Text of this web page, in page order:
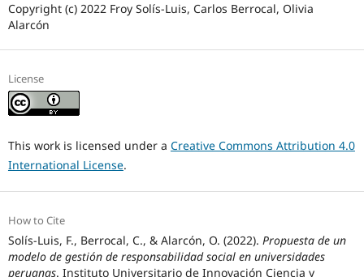
Copyright (c) 2022 Froy Solís-Luis, Carlos Berrocal, Olivia
Alarcón
License
This work is licensed under a Creative Commons Attribution 4.0
International License.
How to Cite
Solís-Luis, F., Berrocal, C., & Alarcón, O. (2022). Propuesta de un
modelo de gestión de responsabilidad social en universidades
peruanas. Instituto Universitario de Innovación Ciencia y